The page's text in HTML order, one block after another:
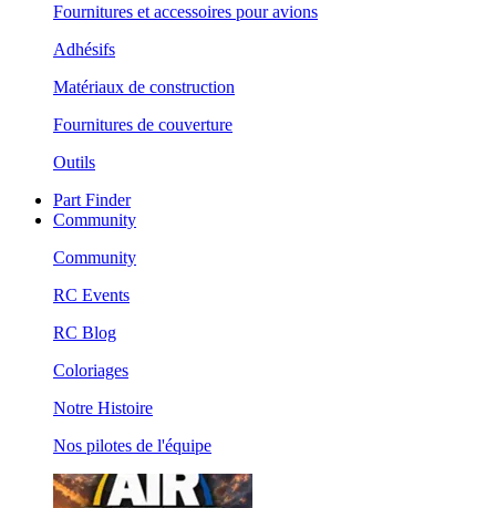
Fournitures et accessoires pour avions
Adhésifs
Matériaux de construction
Fournitures de couverture
Outils
Part Finder
Community
Community
RC Events
RC Blog
Coloriages
Notre Histoire
Nos pilotes de l'équipe